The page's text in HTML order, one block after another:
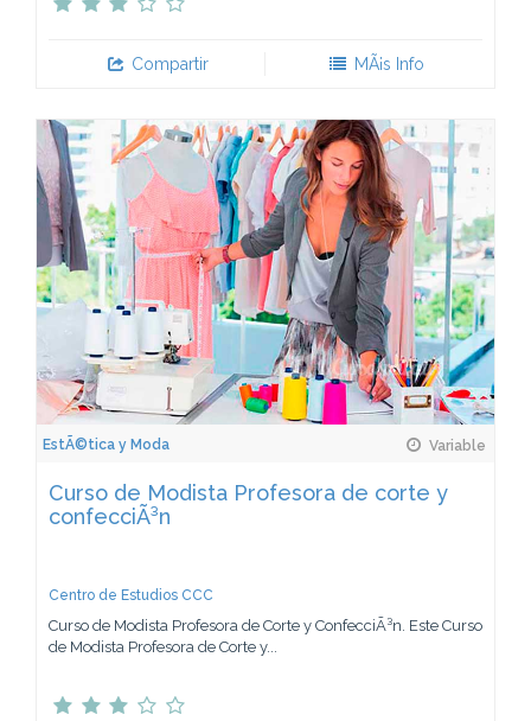
Compartir MÃ¡s Info
EstÃ©tica y Moda Variable
Curso de Modista Profesora de corte y
confecciÃ³n
Centro de Estudios CCC
Curso de Modista Profesora de Corte y ConfecciÃ³n. Este Curso
de Modista Profesora de Corte y...